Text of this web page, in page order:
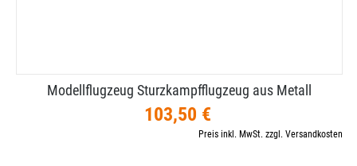
Modellflugzeug Sturzkampfflugzeug aus Metall
103,50 €
Preis inkl. MwSt. zzgl. Versandkosten